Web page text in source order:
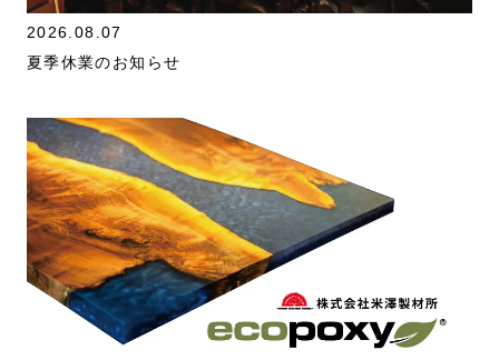
2026.08.07
夏季休業のお知らせ